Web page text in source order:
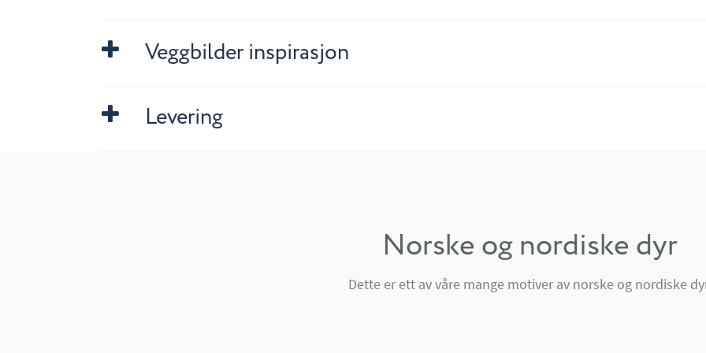
Veggbilder inspirasjon
Levering
Norske og nordiske dyr
Dette er ett av våre mange motiver av norske og nordiske